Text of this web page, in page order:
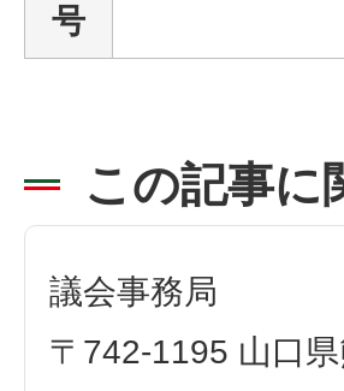
号
この記事に
議会事務局
〒742-1195 山口